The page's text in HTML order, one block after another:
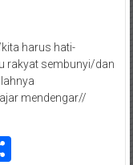
harus hati-
rakyat sembunyi/dan
mendengar//
Share